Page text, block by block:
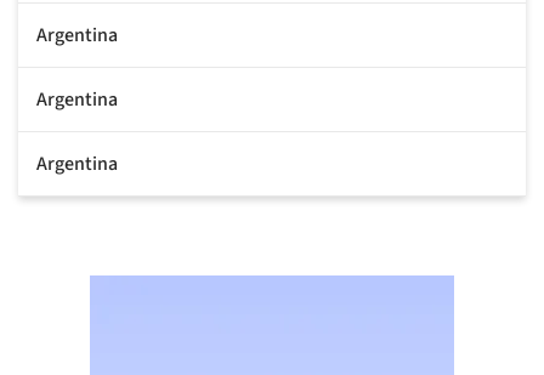
Argentina
Argentina
Argentina